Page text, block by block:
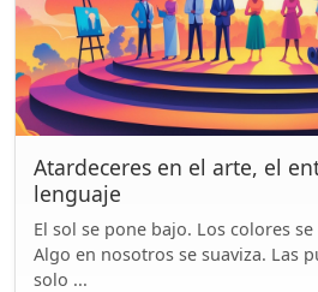
Atardeceres en el arte, el
lenguaje
El sol se pone bajo. Los colores
Algo en nosotros se suaviza. Las
solo ...